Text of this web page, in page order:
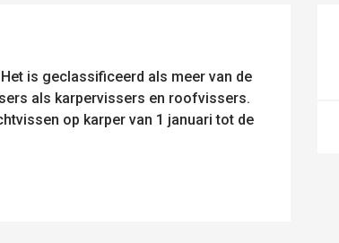
is geclassificeerd als meer van de
als karpervissers en roofvissers.
op karper van 1 januari tot de